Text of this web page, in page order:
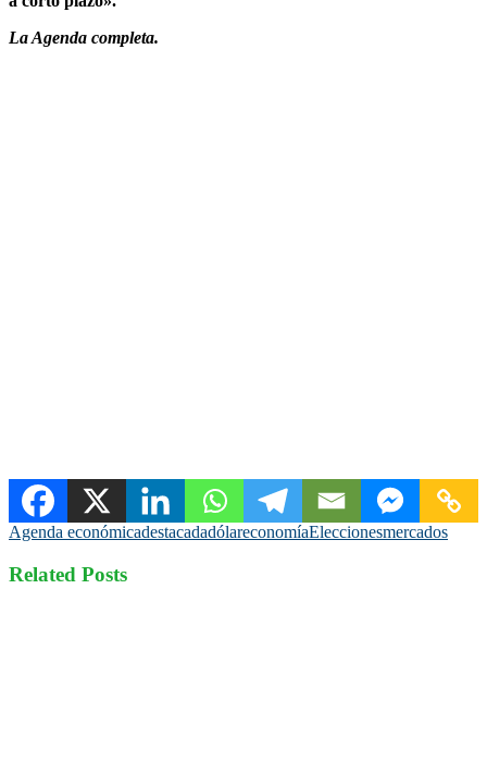
La Agenda completa.
Agenda económicadestacadadólareconomíaEleccionesmercados
Related Posts